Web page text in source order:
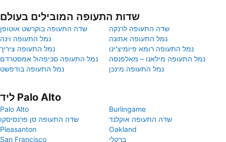
שדות התעופה המובילים בעולם
שדה התעופה בוקרשט אוטופן
שדה התעופה לרנקה
נמל התעופה וינה
נמל התעופה אתונה
נמל התעופה ציריך
נמל התעופה רומא פיומיצ'ינו
נמל התעופה סכיפהול אמסטרדם
נמל התעופה מילאנו – מאלפנסה
נמל התעופה בודפשט
נמל התעופה מינכן
ליד Palo Alto
Palo Alto
Burlingame
שדה התעופה סן פרנסיסקו
שדה התעופה אוקלנד
Pleasanton
Oakland
San Francisco
ברקלי